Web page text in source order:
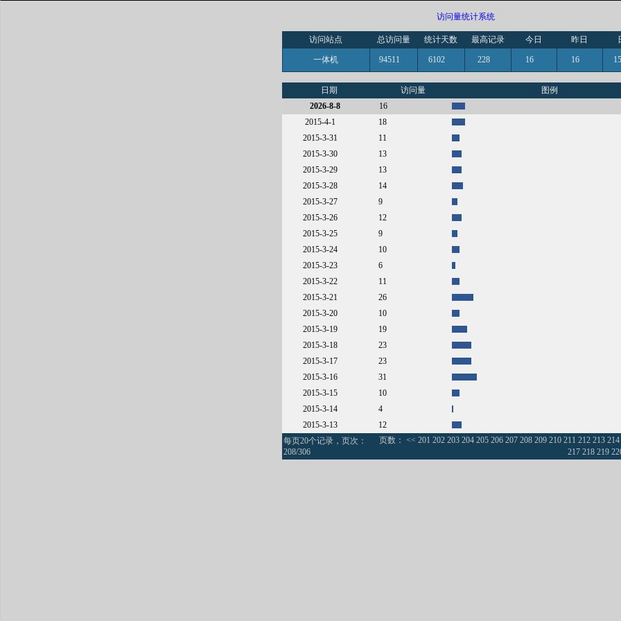
访问量统计系统
访问站点 总访问量 统计天数 最高记录 今日 昨日
一体机 94511 6102 228 16 16
日期 访问量
图例
2026-8-8
16
2015-4-1
18
2015-3-31
11
2015-3-30
13
2015-3-29
13
2015-3-28
14
2015-3-27
9
2015-3-26
12
2015-3-25
9
2015-3-24
10
2015-3-23
6
2015-3-22
11
2015-3-21
26
2015-3-20
10
2015-3-19
19
2015-3-18
23
2015-3-17
23
2015-3-16
31
2015-3-15
10
2015-3-14
4
2015-3-13
12
每页20个记录，页次：
208/306
页数： << 201 202 203 204 205 206 207208 209 210 211 212 213 214
217 218 219